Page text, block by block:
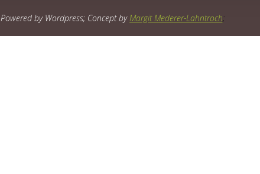
Powered by Wordpress; Concept by Margit Mederer-Lahntroch;